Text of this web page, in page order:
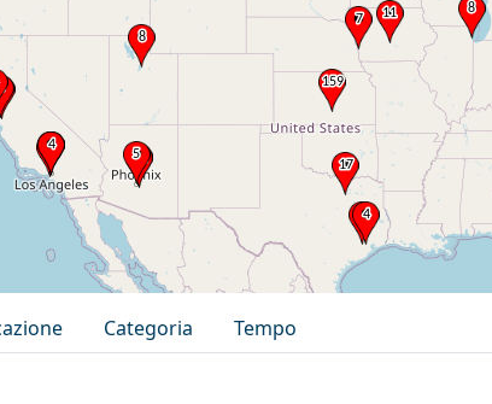
Categoria
Tempo